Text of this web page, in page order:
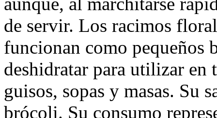
de servir. Los racimos
funcionan como pequeños
deshidratar para utilizar en
guisos, sopas y masas. Su
brócoli. Su consumo